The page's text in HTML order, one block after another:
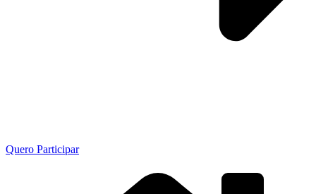
Quero Participar